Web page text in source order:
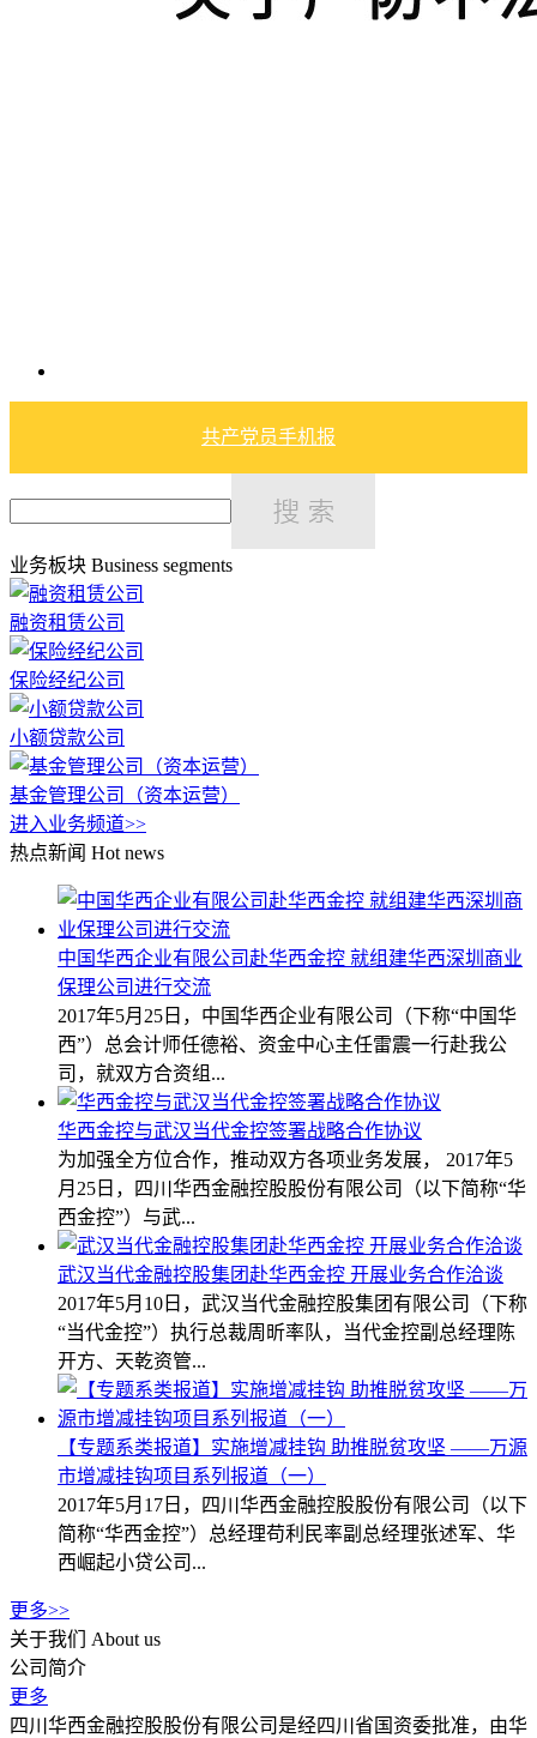
共产党员手机报
业务板块 Business segments
融资租赁公司
保险经纪公司
小额贷款公司
基金管理公司（资本运营）
进入业务频道>>
热点新闻 Hot news
中国华西企业有限公司赴华西金控 就组建华西深圳商业
保理公司进行交流
2017年5月25日，中国华西企业有限公司（下称“中国华
西”）总会计师任德裕、资金中心主任雷震一行赴我公
司，就双方合资组...
华西金控与武汉当代金控签署战略合作协议
为加强全方位合作，推动双方各项业务发展， 2017年5
月25日，四川华西金融控股股份有限公司（以下简称“华
西金控”）与武...
武汉当代金融控股集团赴华西金控 开展业务合作洽谈
2017年5月10日，武汉当代金融控股集团有限公司（下称
“当代金控”）执行总裁周昕率队，当代金控副总经理陈
开方、天乾资管...
【专题系类报道】实施增减挂钩 助推脱贫攻坚 ——万源
市增减挂钩项目系列报道（一）
2017年5月17日，四川华西金融控股股份有限公司（以下
简称“华西金控”）总经理苟利民率副总经理张述军、华
西崛起小贷公司...
更多>>
关于我们
About us
公司简介
更多
四川华西金融控股股份有限公司是经四川省国资委批准，由华